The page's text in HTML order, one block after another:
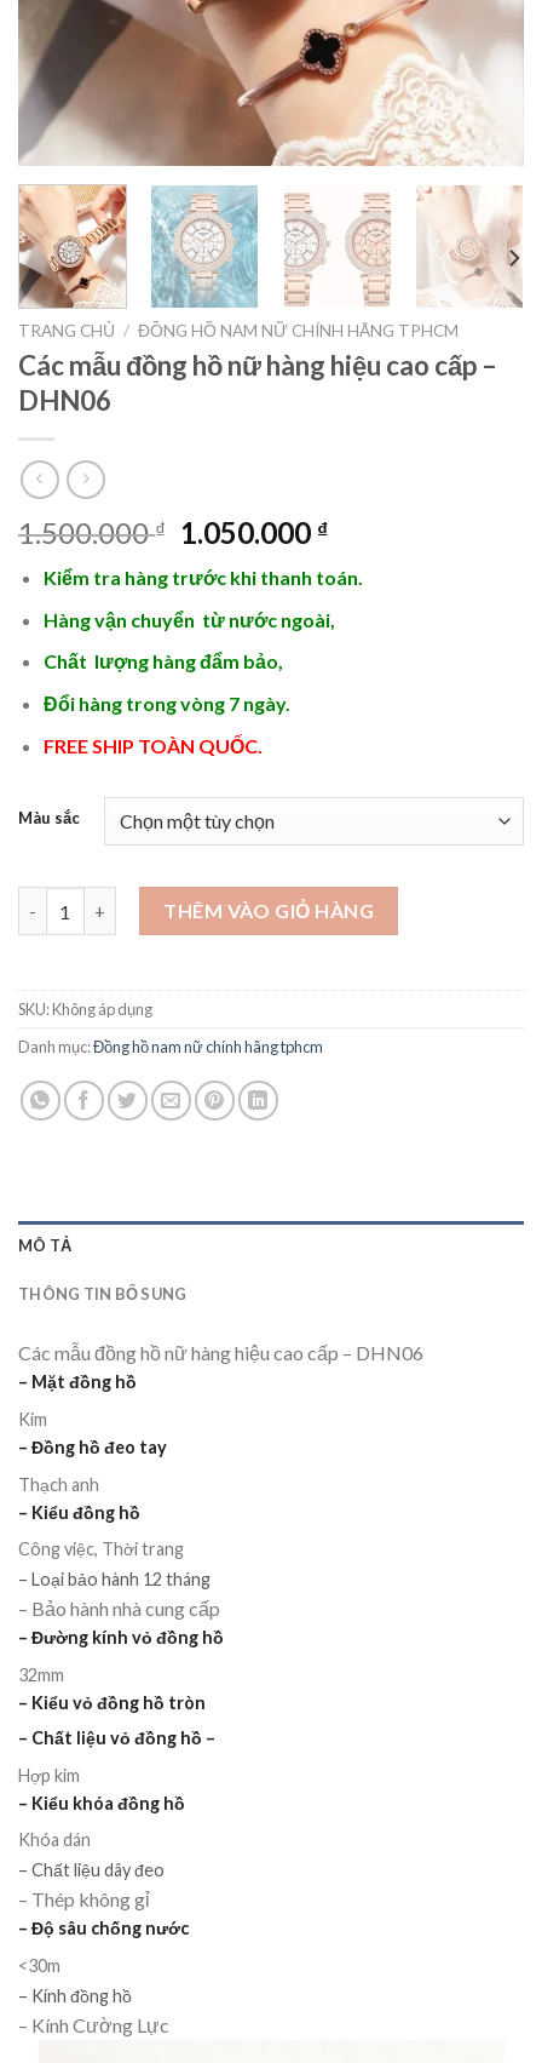
TRANG CHỦ / ĐỒNG HỒ NAM NỮ CHÍNH HÃNG TPHCM
Các mẫu đồng hồ nữ hàng hiệu cao cấp –
DHN06
1.500.000₫
Giá
gốc
là:
1.500.000 ₫.
1.050.000 ₫Giá
tại
là:
Kiểm tra hàng trước khi thanh toán.
Hàng vận chuyển từ nước ngoài,
Chất lượng hàng đẩm bảo,
Đổi hàng trong vòng 7 ngày.
FREE SHIP TOÀN QUỐC.
Màu sắc
Các mẫu đồng hồ nữ hàng hiệu cao cấp - DHN06 số lượng
THÊM VÀO GIỎ HÀNG
SKU:Không áp dụng
Danh mục:Đồng hồ nam nữ chính hãng tphcm
MÔ TẢ
THÔNG TIN BỔ SUNG
Các mẫu đồng hồ nữ hàng hiệu cao cấp – DHN06
– Mặt đồng hồ
Kim
– Đồng hồ đeo tay
Thạch anh
– Kiểu đồng hồ
Công việc, Thời trang
– Loại bảo hành 12 tháng
– Bảo hành nhà cung cấp
– Đường kính vỏ đồng hồ
32mm
– Kiểu vỏ đồng hồ tròn
– Chất liệu vỏ đồng hồ –
Hợp kim
– Kiểu khóa đồng hồ
Khóa dán
– Chất liệu dây đeo
– Thép không gỉ
– Độ sâu chống nước
<30m
– Kính đồng hồ
– Kính Cường Lực